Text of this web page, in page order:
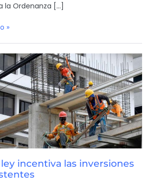
la Ordenanza […]
»
incentiva las inversiones